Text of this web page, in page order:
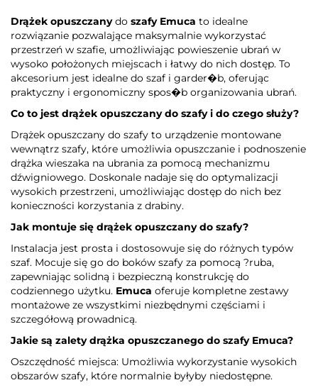
Drążek opuszczanydo szafy Emuca to idealne
rozwiązanie pozwalające maksymalnie wykorzystać
przestrzeń w szafie, umożliwiając powieszenie ubrań w
wysoko położonych miejscach i łatwy do nich dostęp. To
akcesorium jest idealne do szaf i garder�b, oferując
praktyczny i ergonomiczny spos�b organizowania ubrań.
Co to jest drążek opuszczany do szafy i do czego służy?
Drążek opuszczany do szafy to urządzenie montowane
wewnątrz szafy, które umożliwia opuszczanie i podnoszenie
drążka wieszaka na ubrania za pomocą mechanizmu
dźwigniowego. Doskonale nadaje się do optymalizacji
wysokich przestrzeni, umożliwiając dostęp do nich bez
konieczności korzystania z drabiny.
Jak montuje się drążek opuszczany do szafy?
Instalacja jest prosta i dostosowuje się do różnych typów
szaf. Mocuje się go do boków szafy za pomocą ?ruba,
zapewniając solidną i bezpieczną konstrukcję do
codziennego użytku. Emuca oferuje kompletne zestawy
montażowe ze wszystkimi niezbędnymi częściami i
szczegółową prowadnicą.
Jakie są zalety drążka opuszczanego do szafy Emuca?
Oszczędność miejsca: Umożliwia wykorzystanie wysokich
obszarów szafy, które normalnie byłyby niedostępne.